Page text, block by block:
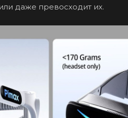
даже превосходит их.